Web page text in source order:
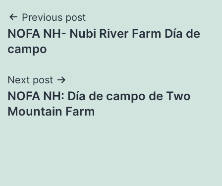
Navegación
de
Previous post
NOFA NH- Nubi River Farm Día de
campo
Next post
NOFA NH: Día de campo de Two
Mountain Farm